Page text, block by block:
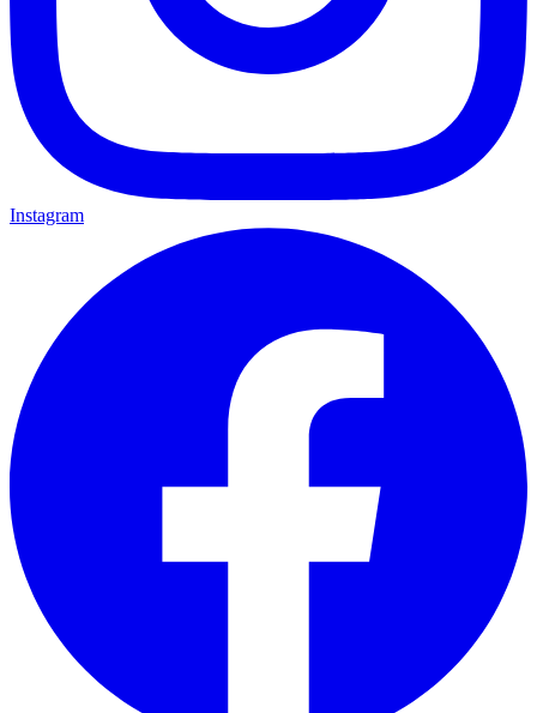
Instagram